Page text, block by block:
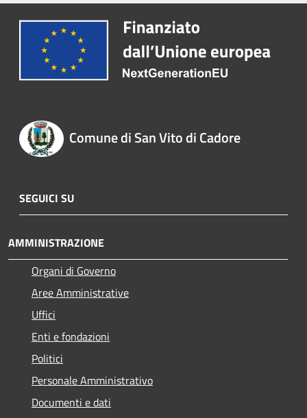
Comune di San Vito di Cadore
SEGUICI SU
AMMINISTRAZIONE
Organi di Governo
Aree Amministrative
Uffici
Enti e fondazioni
Politici
Personale Amministrativo
Documenti e dati